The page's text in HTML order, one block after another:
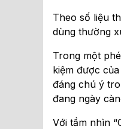
Theo số liệu
dùng thường
Trong một
kiệm được
đáng chú ý
đang ngày
Với tầm nhìn